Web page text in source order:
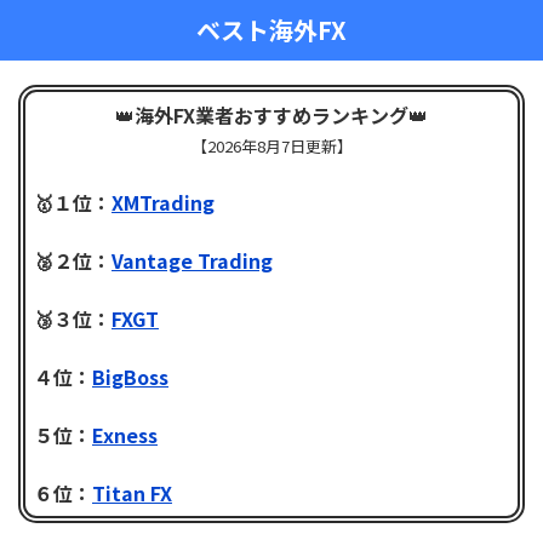
ベスト海外FX
👑海外FX業者おすすめランキング👑
【2026年8月7日更新】
🥇１位： XMTrading
🥈２位： Vantage Trading
🥉３位： FXGT
４位： BigBoss
５位： Exness
６位： Titan FX